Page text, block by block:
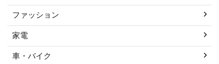
ファッション
家電
車・バイク